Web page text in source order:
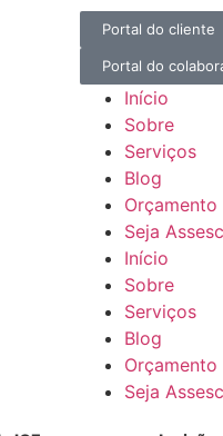
Portal do cliente
Portal do
Início
Sobre
Serviços
Blog
Orçamento
Seja
Início
Sobre
Serviços
Blog
Orçamento
Seja